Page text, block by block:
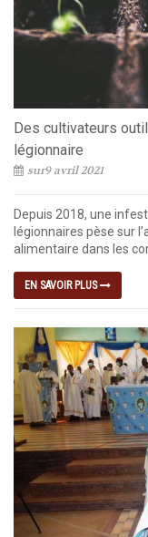
Des cultivateurs
légionnaire
sur9 avril 2021
Depuis 2018, une
légionnaires pèse sur
alimentaire dans les
EN SAVOIR PLUS